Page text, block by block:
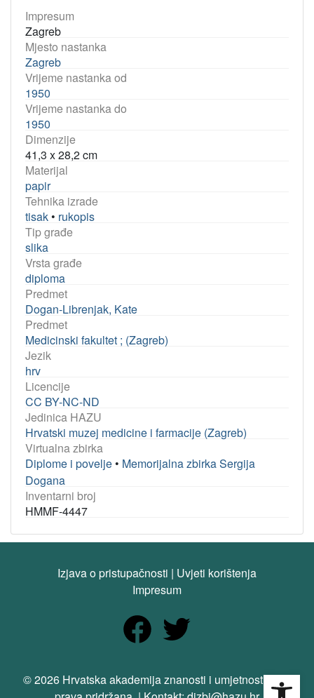
Impresum
Zagreb
Mjesto nastanka
Zagreb
Vrijeme nastanka od
1950
Vrijeme nastanka do
1950
Dimenzije
41,3 x 28,2 cm
Materijal
papir
Tehnika izrade
tisak • rukopis
Tip građe
slika
Vrsta građe
diploma
Predmet
Dogan-Librenjak, Kate
Predmet
Medicinski fakultet ; (Zagreb)
Jezik
hrv
Licencije
CC BY-NC-ND
Jedinica HAZU
Hrvatski muzej medicine i farmacije (Zagreb)
Virtualna zbirka
Diplome i povelje • Memorijalna zbirka Sergija
Dogana
Inventarni broj
HMMF-4447
Izjava o pristupačnosti | Uvjeti korištenja
Impresum
© 2026 Hrvatska akademija znanosti i umjetnosti. Sva